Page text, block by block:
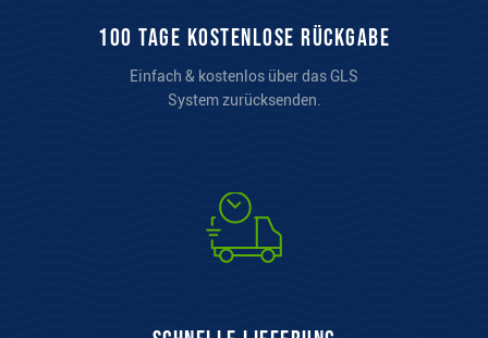
100 Tage kostenlose Rückgabe
Einfach & kostenlos über das GLS
System zurücksenden.